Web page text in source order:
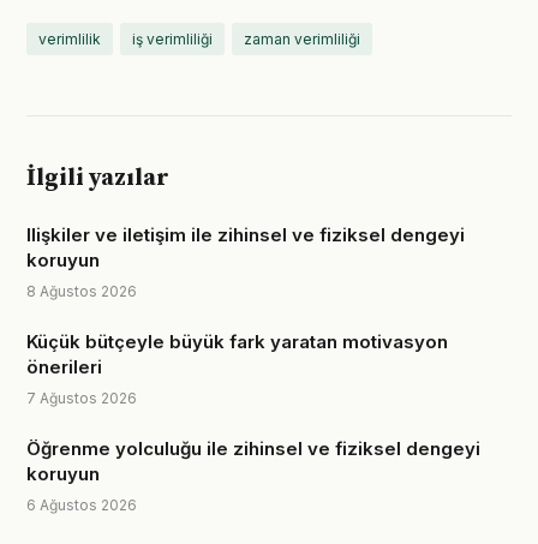
verimlilik iş verimliliği zaman verimliliği
İlgili yazılar
Ilişkiler ve iletişim ile zihinsel ve fiziksel dengeyi
koruyun
8 Ağustos 2026
Küçük bütçeyle büyük fark yaratan motivasyon
önerileri
7 Ağustos 2026
Öğrenme yolculuğu ile zihinsel ve fiziksel dengeyi
koruyun
6 Ağustos 2026